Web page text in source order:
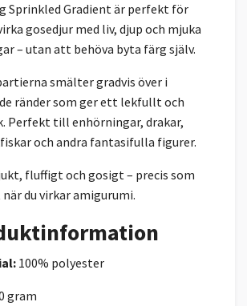
Sprinkled Gradient är perfekt för
gosedjur med liv, djup och mjuka
– utan att behöva byta färg själv.
smälter gradvis över i
ränder som ger ett lekfullt och
Perfekt till enhörningar, drakar,
och andra fantasifulla figurer.
fluffigt och gosigt – precis som
du virkar amigurumi.
100% polyester
gram